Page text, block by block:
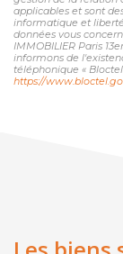
applicables et sont
informatique et
données vous
IMMOBILIER Paris
informons de
téléphonique «
https://